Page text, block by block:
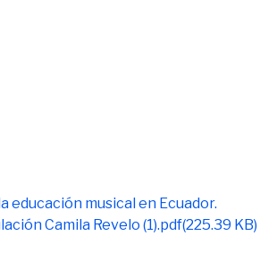
educación musical en Ecuador.
Camila Revelo (1).pdf(225.39 KB)